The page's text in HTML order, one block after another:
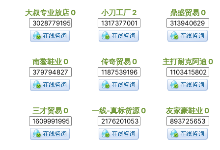
大叔专业放店 0 小刀工厂 2 鼎盛贸易 0
南鳌鞋业 0 传奇贸易 0 主打耐克阿迪 0
三才贸易 0 一线-真标货源 0 友家豪鞋业 0